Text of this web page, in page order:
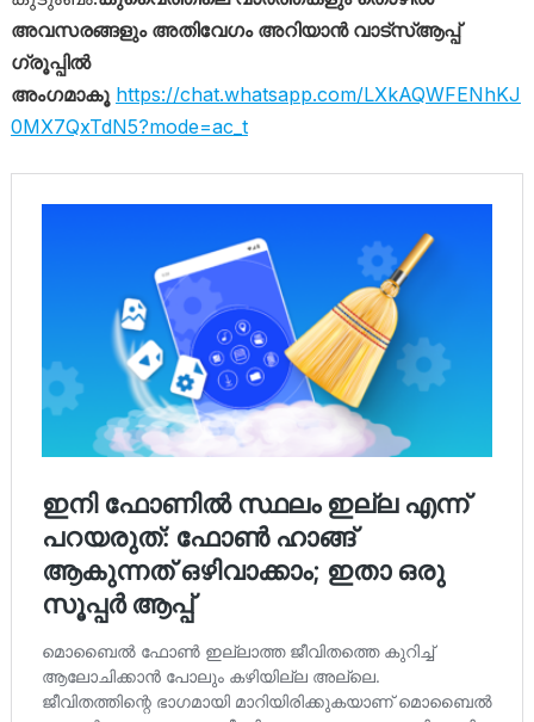
അവസരങ്ങളും അതിവേഗം അറിയാൻ വാട്സ്ആപ്പ്
ഗ്രൂപ്പിൽ
അംഗമാകൂ https://chat.whatsapp.com/LXkAQWFENhKJ
0MX7QxTdN5?mode=ac_t